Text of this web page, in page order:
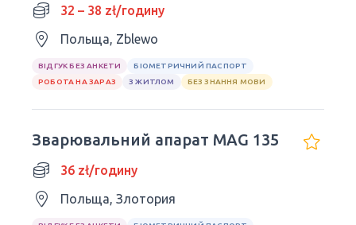
32 – 38 zł/годину
Польща, Zblewo
ВІДГУК БЕЗ АНКЕТИ
БІОМЕТРИЧНИЙ ПАСПОРТ
РОБОТА НА ЗАРАЗ
З ЖИТЛОМ БЕЗ ЗНАННЯ МОВИ
Зварювальний апарат MAG 135
36 zł/годину
Польща, Злотория